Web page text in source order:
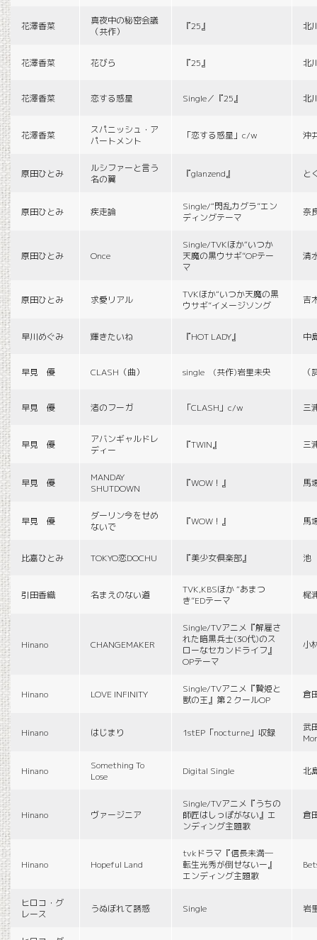
花澤香菜
真夜中の秘密会議
（共作）
『25』 北
花澤香菜 花びら 『25』 北
花澤香菜 恋する惑星 Single／『25』 北
花澤香菜
スパニッシュ・ア
パートメント
「恋する惑星」c/w 沖
原田ひとみ
ルシファーと言う
名の翼
『glanzend』 と
原田ひとみ 疾走論
Single/“閃乱カグラ”エン
ディングテーマ
奈
原田ひとみ Once
Single/TVKほか“いつか
天魔の黒ウサギ”OPテー
マ
清
原田ひとみ 求愛リアル
TVKほか“いつか天魔の黒
ウサギ”イメージソング
吉
早川めぐみ 輝きたいね 『HOT LADY』 中
早見 優 CLASH（曲） single (共作)岩里未央
早見 優 渚のフーガ 「CLASH」c/w 三
早見 優
アバンギャルドレ
ディー
『TWIN』 三
早見 優
MANDAY
SHUTDOWN
『WOW！』 馬
早見 優
ダーリン今をせめ
ないで
『WOW！』 馬
比嘉ひとみ TOKYO恋DOCHU 『美少女倶楽部』 池
引田香織 名まえのない道
TVK,KBSほか “あまつ
き”EDテーマ
梶
Hinano CHANGEMAKER
Single/TVアニメ『解雇さ
れた暗黒兵士(30代)のス
ローなセカンドライフ』
OPテーマ
小
Hinano LOVE INFINITY
Single/TVアニメ『贄姫と
獣の王』第２クールOP
倉
Hinano はじまり 1stEP「nocturne」収録
武
Hinano
Something To
Lose
Digital Single 北
Hinano ヴァージニア
Single/TVアニメ『うちの
師匠はしっぽがない』エ
ンディング主題歌
倉
Hinano Hopeful Land
tvkドラマ『信長未満―
転生光秀が倒せないー』
エンディング主題歌
ヒロコ・グ
レース
うぬぼれて誘惑 Single 岩